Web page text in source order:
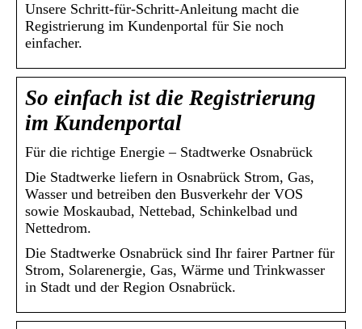
Unsere Schritt-für-Schritt-Anleitung macht die
Registrierung im Kundenportal für Sie noch
einfacher.
So einfach ist die Registrierung
im Kundenportal
Für die richtige Energie – Stadtwerke Osnabrück
Die Stadtwerke liefern in Osnabrück Strom, Gas,
Wasser und betreiben den Busverkehr der VOS
sowie Moskaubad, Nettebad, Schinkelbad und
Nettedrom.
Die Stadtwerke Osnabrück sind Ihr fairer Partner für
Strom, Solarenergie, Gas, Wärme und Trinkwasser
in Stadt und der Region Osnabrück.